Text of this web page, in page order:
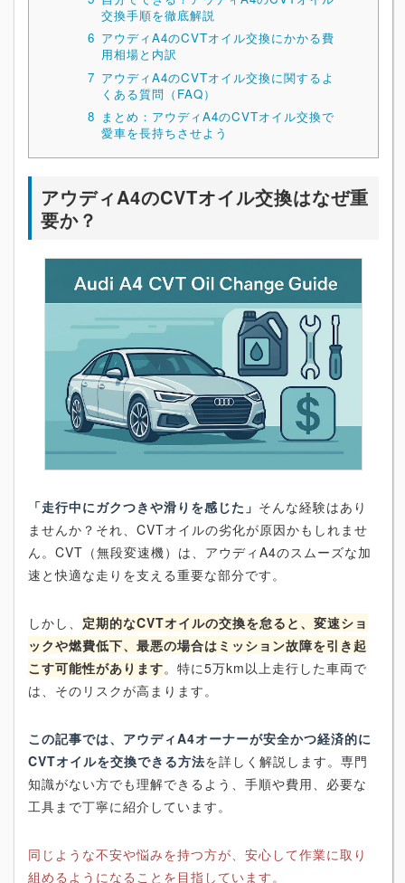
交換手順を徹底解説
6 アウディA4のCVTオイル交換にかかる費
用相場と内訳
7 アウディA4のCVTオイル交換に関するよ
くある質問（FAQ）
8 まとめ：アウディA4のCVTオイル交換で
愛車を長持ちさせよう
アウディA4のCVTオイル交換はなぜ重
要か？
「走行中にガクつきや滑りを感じた」 そんな経験はあり
ませんか？それ、CVTオイルの劣化が原因かもしれませ
ん。CVT（無段変速機）は、アウディA4のスムーズな加
速と快適な走りを支える重要な部分です。
しかし、 定期的なCVTオイルの交換を怠ると、変速ショ
ックや燃費低下、最悪の場合はミッション故障を引き起
こす可能性があります。特に5万km以上走行した車両で
は、そのリスクが高まります。
この記事では、アウディA4オーナーが安全かつ経済的に
CVTオイルを交換できる方法を詳しく解説します。専門
知識がない方でも理解できるよう、手順や費用、必要な
工具まで丁寧に紹介しています。
同じような不安や悩みを持つ方が、安心して作業に取り
組めるようになることを目指しています。